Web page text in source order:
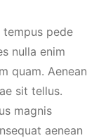
tempus pede
nulla enim
quam. Aenean
sit tellus.
magnis
aenean